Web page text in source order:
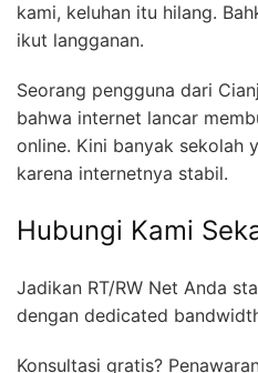
kami, keluhan itu hilang.
ikut langganan.
Seorang pengguna dari
bahwa internet lancar
online. Kini banyak sekolah
karena internetnya stabil.
Hubungi Kami
Jadikan RT/RW Net Anda
dengan dedicated
Konsultasi gratis?